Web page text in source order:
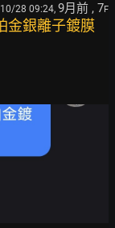
10/28 09:24, 9月前 , 7F
金銀離子鍍膜